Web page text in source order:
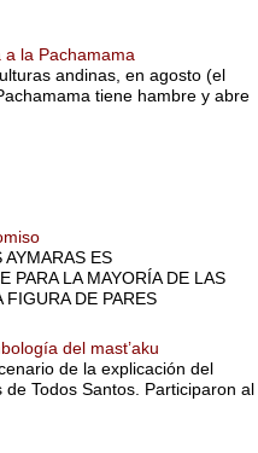
a la Pachamama
andinas, en agosto (el
tiene hambre y abre
ES
PARA LA MAYORÍA DE LAS
FIGURA DE PARES
del mast’aku
de la explicación del
Todos Santos. Participaron al